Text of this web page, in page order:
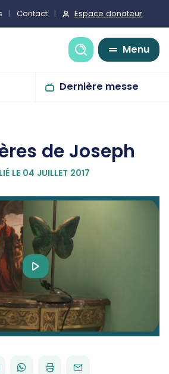
Contact Espace donateur
Recherche
Menu
Dernière messe
de Joseph
LE 04 JUILLET 2017
Play
Video
PARTAGER
WHATSAPP
IMPRIMERENVOYER
PAR